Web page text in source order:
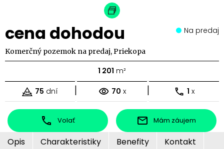
cena dohodou Na predaj
Komerčný pozemok na predaj, Priekopa
1 201 m²
75 dní | 70 x | 1 x
Volať Mám záujem
Opis Charakteristiky Benefity Kontakt